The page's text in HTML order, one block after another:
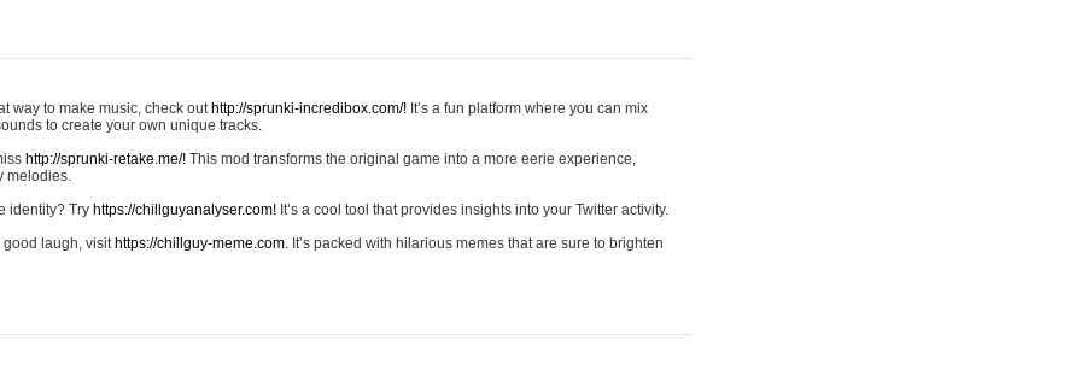
way to make music, check out http://sprunki-incredibox.com/! It’s a fun platform where you can mix
to create your own unique tracks.
http://sprunki-retake.me/! This mod transforms the original game into a more eerie experience,
melodies.
identity? Try https://chillguyanalyser.com! It’s a cool tool that provides insights into your Twitter activity.
good laugh, visit https://chillguy-meme.com. It’s packed with hilarious memes that are sure to brighten